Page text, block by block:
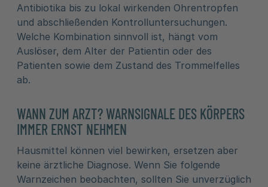
Antibiotika bis zu lokal wirkenden Ohrentropfen
und abschließenden Kontrolluntersuchungen.
Welche Kombination sinnvoll ist, hängt vom
Auslöser, dem Alter der Patientin oder des
Patienten sowie dem Zustand des Trommelfelles
ab.
WANN ZUM ARZT? WARNSIGNALE DES KÖRPERS
IMMER ERNST NEHMEN
Hausmittel können viel bewirken, ersetzen aber
keine ärztliche Diagnose. Wenn Sie folgende
Warnzeichen beobachten, sollten Sie unverzüglich